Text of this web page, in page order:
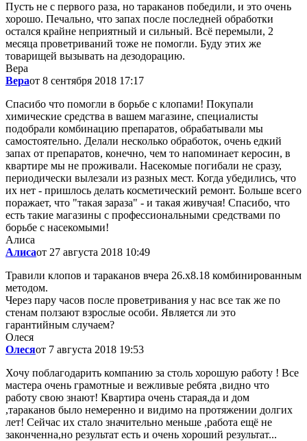
Пусть не с первого раза, но тараканов победили, и это очень
хорошо. Печально, что запах после последней обработки
остался крайне неприятный и сильный. Всё перемыли, 2
месяца проветриваний тоже не помогли. Буду этих же
товарищей вызывать на дезодорацию.
Вера
Вераот 8 сентября 2018 17:17
Спасибо что помогли в борьбе с клопами! Покупали
химические средства в вашем магазине, специалисты
подобрали комбинацию препаратов, обрабатывали мы
самостоятельно. Делали несколько обработок, очень едкий
запах от препаратов, конечно, чем то напоминает керосин, в
квартире мы не проживали. Насекомые погибали не сразу,
периодически вылезали из разных мест. Когда убедились, что
их нет - пришлось делать косметический ремонт. Больше всего
поражает, что "такая зараза" - и такая живучая! Спасибо, что
есть такие магазины с профессиональными средствами по
борьбе с насекомыми!
Алиса
Алисаот 27 августа 2018 10:49
Травили клопов и тараканов вчера 26.х8.18 комбинированным
методом.
Через пару часов после проветривания у нас все так же по
стенам ползают взрослые особи. Является ли это
гарантийным случаем?
Олеся
Олесяот 7 августа 2018 19:53
Хочу поблагодарить компанию за столь хорошую работу ! Все
мастера очень грамотные и вежливые ребята ,видно что
работу свою знают! Квартира очень старая,да и дом
,тараканов было немеренно и видимо на протяжении долгих
лет! Сейчас их стало значительно меньше ,работа ещё не
законченна,но результат есть и очень хороший результат...